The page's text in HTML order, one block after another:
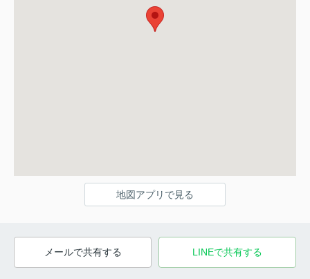
地図アプリで見る
メールで共有する LINEで共有する